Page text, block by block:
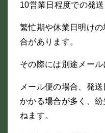
10営業日程度での発送
繁忙期や休業日明け
合があります。
その際には別途メール
メール便の場合、発
かかる場合が多く、
ねます。